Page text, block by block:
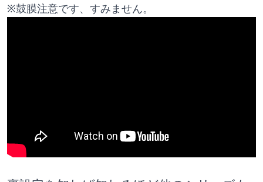
※​​鼓膜注意です、すみません。